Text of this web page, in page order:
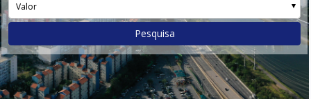
Valor
Pesquisa